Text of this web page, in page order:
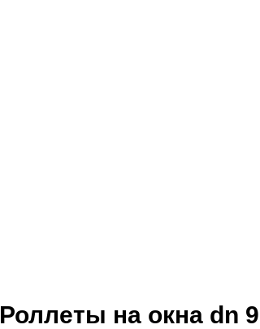
Роллеты на окна dn